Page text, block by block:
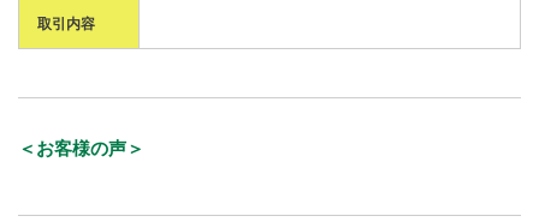
取引内容
＜お客様の声＞